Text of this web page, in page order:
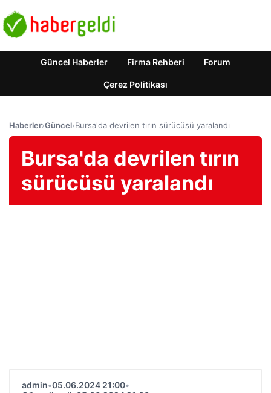
Güncel Haberler Firma Rehberi Forum
Çerez Politikası
Haberler›Güncel›Bursa'da devrilen tırın sürücüsü yaralandı
Bursa'da devrilen tırın
sürücüsü yaralandı
admin•05.06.2024 21:00•